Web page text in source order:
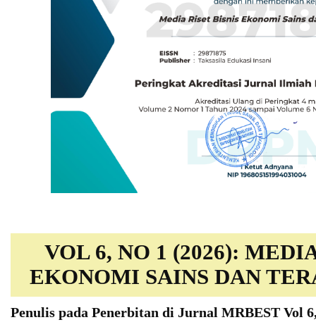
VOL 6, NO 1 (2026):
EKONOMI SAINS DAN
Penulis pada Penerbitan di Jurnal MRBEST Vol